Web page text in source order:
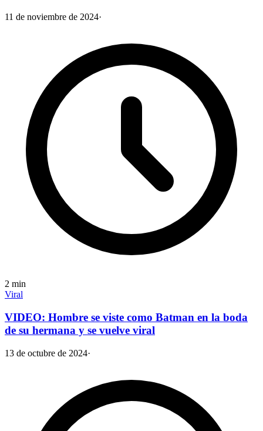
11 de noviembre de 2024·
2 min
Viral
VIDEO: Hombre se viste como Batman en la boda
de su hermana y se vuelve viral
13 de octubre de 2024·